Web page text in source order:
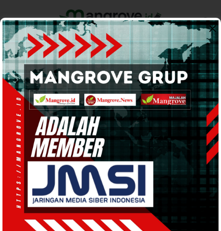
Home Pemerintahan Ekonomi & Bisnis Info Tanah Papua
Support by
Banjir
Tergugah dengan Musibah
Banjir, Ny. Kasihiw Kunjungi
Warga Terdampak